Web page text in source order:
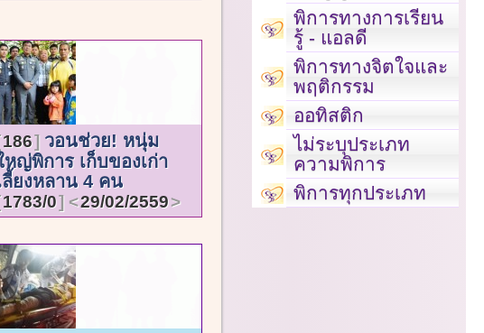
186
วอนช่วย! หนุ่ม
หญ่พิการ เก็บของเก่า
ลี้ยงหลาน 4 คน
1783/0 29/02/2559
พิการทางการเรียน
รู้ - แอลดี
พิการทางจิตใจและ
พฤติกรรม
ออทิสติก
ไม่ระบุประเภท
ความพิการ
พิการทุกประเภท